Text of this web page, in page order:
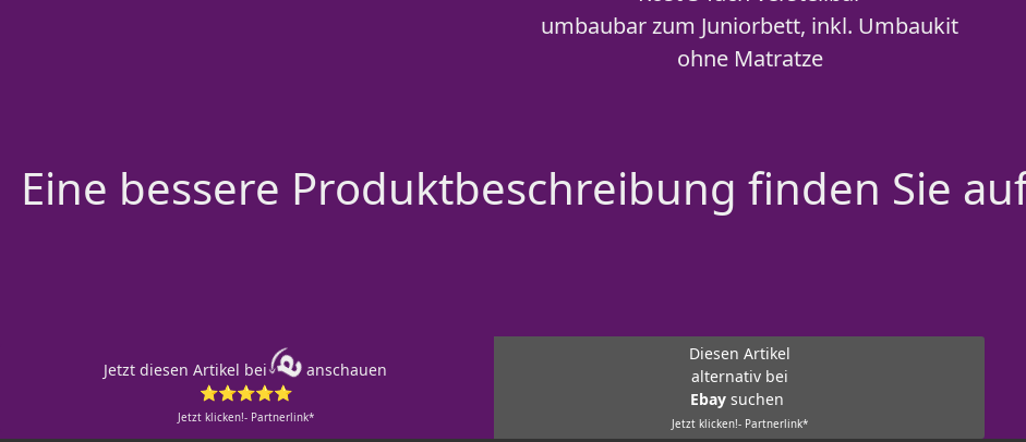
umbaubar zum Juniorbett, inkl. Umbaukit
ohne Matratze
Eine bessere Produktbeschreibung finden Sie
Jetzt diesen Artikel bei
anschauen
⭐⭐⭐⭐⭐
Jetzt klicken!- Partnerlink*
Diesen Artikel
alternativ bei
Ebay suchen
Jetzt klicken!- Partnerlink*